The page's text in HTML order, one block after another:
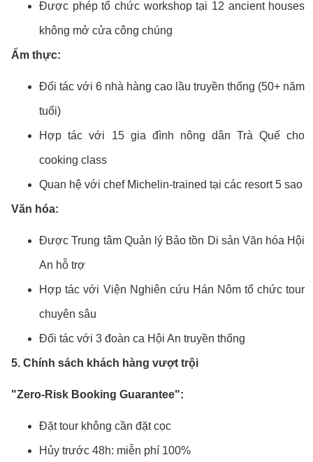
Được phép tổ chức workshop tại 12 ancient houses
không mở cửa công chúng
Ẩm thực:
Đối tác với 6 nhà hàng cao lầu truyền thống (50+ năm
tuổi)
Hợp tác với 15 gia đình nông dân Trà Quế cho
cooking class
Quan hệ với chef Michelin-trained tại các resort 5 sao
Văn hóa:
Được Trung tâm Quản lý Bảo tồn Di sản Văn hóa Hội
An hỗ trợ
Hợp tác với Viện Nghiên cứu Hán Nôm tổ chức tour
chuyên sâu
Đối tác với 3 đoàn ca Hội An truyền thống
5. Chính sách khách hàng vượt trội
"Zero-Risk Booking Guarantee":
Đặt tour không cần đặt cọc
Hủy trước 48h: miễn phí 100%